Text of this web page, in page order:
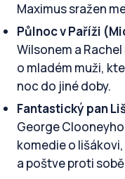
Maximus sražen
Půlnoc v Paříži
Wilsonem a
o mladém muži,
noc do jiné doby.
Fantastický pan
George
komedie o
a poštve proti